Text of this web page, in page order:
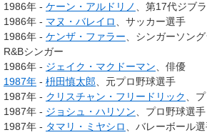
1986年 - ケーン・アルドリノ
、第17代ジブ
1986年 - マヌ・バレイロ
、サッカー選手
1986年 - ケンザ・ファラー 、シンガーソン
R&Bシンガー
1986年 - ジェイク・マクドーマン 、俳優
1987年 - 枡田慎太郎 、元プロ野球選手
1987年 - クリスチャン・フリードリック
、
1987年 - ジョシュ・ハリソン 、プロ野球選手
1987年 - タマリ・ミヤシロ
、バレーボール